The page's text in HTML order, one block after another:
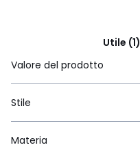
Utile (1)
Valore del prodotto
Stile
Materia